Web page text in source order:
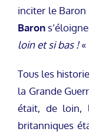
inciter le
Baron
loin et si bas !« .
Tous les
la Grande
était, de loin,
britanniques